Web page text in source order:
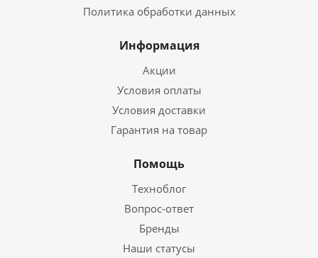
Политика обработки данных
Информация
Акции
Условия оплаты
Условия доставки
Гарантия на товар
Помощь
Техноблог
Вопрос-ответ
Бренды
Наши статусы